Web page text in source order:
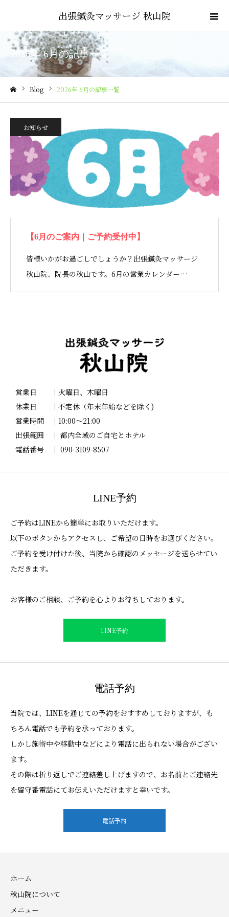
出張鍼灸マッサージ 秋山院
2026年 6月の記事一覧
Blog 2026年 6月の記事一覧
お知らせ
【6月のご案内｜ご予約受付中】
皆様いかがお過ごしでしょうか？出張鍼灸マッサージ
秋山院、院長の秋山です。6月の営業カレンダー…
営業日 ｜火曜日、木曜日
休業日 ｜不定休（年末年始などを除く)
営業時間 ｜10:00～21:00
出張範囲 ｜ 都内全域のご自宅とホテル
電話番号 ｜ 090-3109-8507
LINE予約
ご予約はLINEから簡単にお取りいただけます。
以下のボタンからアクセスし、ご希望の日時をお選びください。
ご予約を受け付けた後、当院から確認のメッセージを送らせてい
ただきます。
お客様のご相談、ご予約を心よりお待ちしております。
LINE予約
電話予約
当院では、LINEを通じての予約をおすすめしておりますが、も
ちろん電話でも予約を承っております。
しかし施術中や移動中などにより電話に出られない場合がござい
ます。
その際は折り返しでご連絡差し上げますので、お名前とご連絡先
を留守番電話にてお伝えいただけますと幸いです。
電話予約
ホーム
秋山院について
メニュー